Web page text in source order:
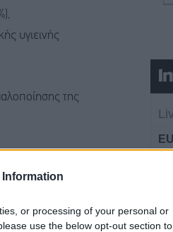
Information
or processing of your personal or
use the below opt-out section to
υγιεινής
της
κατηγορίες:
και